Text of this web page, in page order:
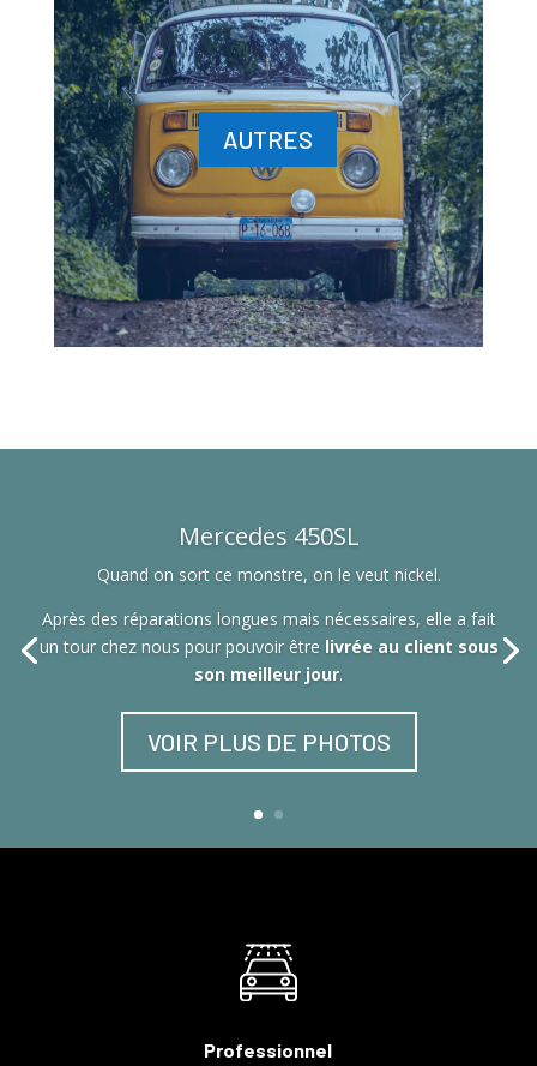
AUTRES
Mercedes 450SL
Quand on sort ce monstre, on le veut nickel.
Après des réparations longues mais nécessaires, elle a fait
un tour chez nous pour pouvoir être livrée au client sous
son meilleur jour.
VOIR PLUS DE PHOTOS
Professionnel